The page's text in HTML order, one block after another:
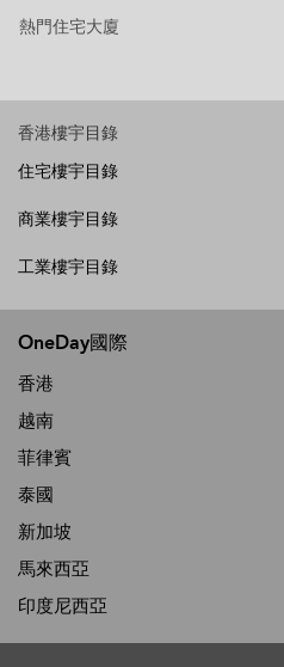
熱門住宅大廈
香港樓宇目錄
住宅樓宇目錄
商業樓宇目錄
工業樓宇目錄
OneDay國際
香港
越南
菲律賓
泰國
新加坡
馬來西亞
印度尼西亞